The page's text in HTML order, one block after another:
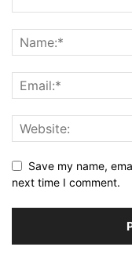
Save my name,
next time I comment.